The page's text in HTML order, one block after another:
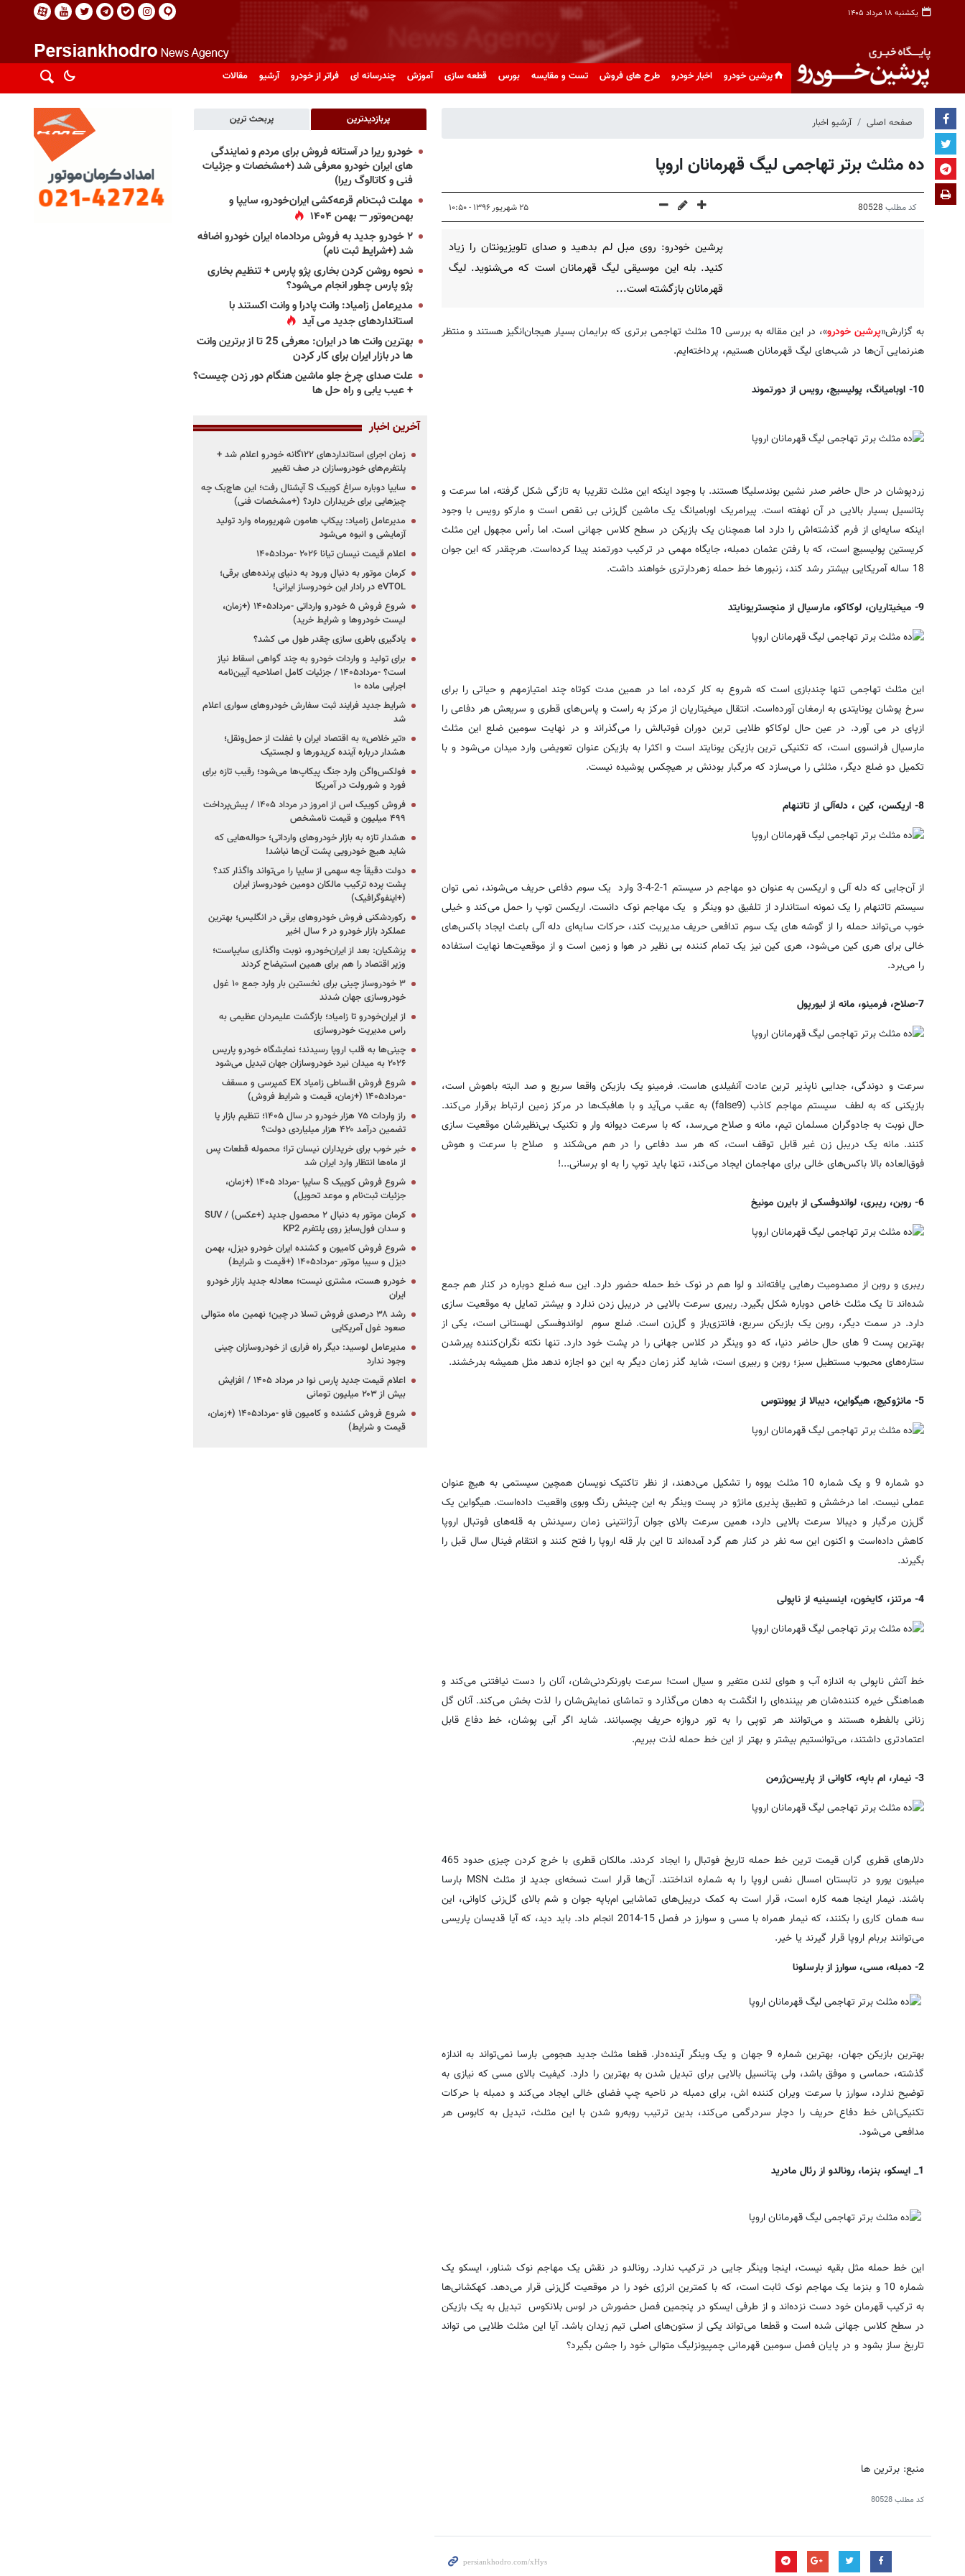
یکشنبه ۱۸ مرداد ۱۴۰۵
پرشین خودرو اخبار خودرو طرح های فروش تست و مقایسه بورس قطعه سازی آموزش چندرسانه ای فراتر از خودرو آرشیو مقالات
صفحه اصلی آرشیو اخبار
ده مثلث برتر تهاجمی لیگ قهرمانان اروپا
کد مطلب 80528 ۲۵ شهریور ۱۳۹۶ - ۱۰:۵۰
پرشین خودرو: روی مبل لم بدهید و صدای تلویزیونتان را زیاد
کنید. بله این موسیقی لیگ قهرمانان است که می‌شنوید. لیگ
قهرمانان بازگشته است...
به گزارش«پرشین خودرو
»، در این مقاله به بررسی 10 مثلث تهاجمی برتری که برایمان بسیار هیجان‌انگیز هستند و منتظر
هنرنمایی آن‌ها در شب‌های لیگ قهرمانان هستیم، پرداخته‌ایم.
10- اوبامیانگ، پولیسیچ، رویس از دورتموند
زردپوشان در حال حاضر صدر نشین بوندسلیگا هستند. با وجود اینکه این مثلث تقریبا به تازگی شکل گرفته، اما سرعت و
پتانسیل بسیار بالایی در آن نهفته است. پیرامریک اوبامیانگ یک ماشین گل‌زنی بی نقص است و مارکو رویس با وجود
اینکه سایه‌ای از فرم گذشته‌اش را دارد اما همچنان یک بازیکن در سطح کلاس جهانی است. اما رأس مجهول این مثلث
کریستین پولیسیچ است، که با رفتن عثمان دمبله، جایگاه مهمی در ترکیب دورتمند پیدا کرده‌است. هرچقدر که این جوان
18 ساله آمریکایی بیشتر رشد کند، زنبورها خط حمله زهردارتری خواهند داشت.
9- میخیتاریان، لوکاکو، مارسیال از منچستریونایتد
این مثلث تهاجمی تنها چندبازی است که شروع به کار کرده، اما در همین مدت کوتاه چند امتیازمهم و حیاتی را برای
سرخ پوشان یونایتدی به ارمغان آورده‌است. انتقال میخیتاریان از مرکز به راست و پاس‌های قطری و سریعش هر دفاعی را
ازپای در می آورد. در عین حال لوکاکو طلایی ترین دوران فوتبالش را می‌گذراند و در نهایت سومین ضلع این مثلث
مارسیال فرانسوی است، که تکنیکی ترین بازیکن یونایتد است و اکثرا به بازیکن عنوان تعویضی وارد میدان می‌شود و با
تکمیل دو ضلع دیگر، مثلثی را می‌سازد که مرگبار بودنش بر هیچکس پوشیده نیست.
8- اریکسن، کین ، دله‌آلی از تاتنهام
از آن‌جایی که دله آلی و اریکسن به عنوان دو مهاجم در سیستم 1-2-4-3 وارد یک سوم دفاعی حریف می‌شوند، نمی توان
سیستم تاتنهام را یک نمونه استاندارد از تلفیق دو وینگر و یک مهاجم نوک دانست. اریکسن توپ را حمل می‌کند و خیلی
خوب می‌تواند حمله را از گوشه های یک سوم تدافعی حریف مدیریت کند، حرکات سایه‌ای دله آلی باعث ایجاد باکس‌های
خالی برای هری کین می‌شود، هری کین نیز یک تمام کننده بی نظیر در هوا و زمین است و از موقعیت‌ها نهایت استفاده
را می‌برد.
7-صلاح، فرمینو، مانه از لیورپول
سرعت و دوندگی، جدایی ناپذیر ترین عادت آنفیلدی هاست. فرمینو یک بازیکن واقعا سریع و صد البته باهوش است،
بازیکنی که به لطف سیستم مهاجم کاذب (false9) به عقب می‌آید و با هافبک‌ها در مرکز زمین ارتباط برقرار می‌کند.
حال نوبت به جادوگران مسلمان تیم، مانه و صلاح می‌رسد، که با سرعت دیوانه وار و تکنیک بی‌نظیرشان موقعیت سازی
کنند. مانه یک دریبل زن غیر قابل توقف است، که هر سد دفاعی را در هم می‌شکند و صلاح با سرعت و هوش
فوق‌العاده بالا باکس‌های خالی برای مهاجمان ایجاد می‌کند، تنها باید توپ را به او برسانی...!
6- روبن، ریبری، لواندوفسکی از بایرن مونیخ
ریبری و روبن از مصدومیت رهایی یافته‌اند و لوا هم در نوک خط حمله حضور دارد. این سه ضلع دوباره در کنار هم جمع
شده‌اند تا یک مثلث خاص دوباره شکل بگیرد. ریبری سرعت بالایی در دریبل زدن ندارد و بیشتر تمایل به موقعیت سازی
دارد. در سمت دیگر، روبن یک بازیکن سریع، فانتزی‌باز و گل‌زن است. ضلع سوم لواندوفسکی لهستانی است، یکی از
بهترین پست 9 های حال حاضر دنیا، که دو وینگر در کلاس جهانی را در پشت خود دارد. تنها نکته نگران‌کننده پیرشدن
ستاره‌های محبوب مستطیل سبز؛ روبن و ربیری است، شاید گذر زمان دیگر به این دو اجازه ندهد مثل همیشه بدرخشند.
5- مانژوکیچ، هیگواین، دیبالا از یوونتوس
دو شماره 9 و یک شماره 10 مثلث یووه را تشکیل می‌دهند، از نظر تاکتیک نویسان همچین سیستمی به هیچ عنوان
عملی نیست. اما درخشش و تطبیق پذیری مانژو در پست وینگر به این چینش رنگ وبوی واقعیت داده‌است. هیگواین یک
گل‌زن مرگبار و دیبالا سرعت بالایی دارد، همین سرعت بالای جوان آرژانتینی زمان رسیدنش به قله‌های فوتبال اروپا
کاهش داده‌است و اکنون این سه نفر در کنار هم گرد آمده‌اند تا این بار قله اروپا را فتح کنند و انتقام فینال سال قبل را
بگیرند.
4- مرتنز، کایخون، اینسینیه از ناپولی
خط آتش ناپولی به اندازه آب و هوای لندن متغیر و سیال است! سرعت باورنکردنی‌شان، آنان را دست نیافتنی می‌کند و
هماهنگی خیره کننده‌شان هر بیننده‌ای را انگشت به دهان می‌گذارد و تماشای نمایش‌شان را لذت بخش می‌کند. آنان گل
زنانی بالفطره هستند و می‌توانند هر توپی را به تور دروازه حریف بچسبانند. شاید اگر آبی پوشان، خط دفاع قابل
اعتمادتری داشتند، می‌توانستیم بیشتر و بهتر از این خط حمله لذت ببریم.
3- نیمار، ام باپه، کاوانی از پاریسن‌ژرمن
دلارهای قطری گران قیمت ترین خط حمله تاریخ فوتبال را ایجاد کردند. مالکان قطری با خرج کردن چیزی حدود 465
میلیون یورو در تابستان امسال نفس اروپا را به شماره انداختند. آن‌ها قرار است نسخه‌ای جدید از مثلث MSN بارسا
باشند. نیمار اینجا همه کاره است، قرار است به کمک دریبل‌های تماشایی ام‌باپه جوان و شم بالای گل‌زنی کاوانی، این
سه همان کاری را بکنند، که نیمار همراه با مسی و سوارز در فصل 15-2014 انجام داد. باید دید، که آیا قدیسان پاریسی
می‌توانند بربام اروپا قرار گیرند یا خیر.
2- دمبله، مسی، سوارز از بارسلونا
بهترین بازیکن جهان، بهترین شماره 9 جهان و یک وینگر آینده‌دار. قطعا مثلث جدید هجومی بارسا نمی‌تواند به اندازه
گذشته، حماسی و موفق باشد، ولی پتانسیل بالایی برای تبدیل شدن به بهترین را دارد. کیفیت بالای مسی که نیازی به
توضیح ندارد، سوارز با سرعت ویران کننده اش، برای دمبله در ناحیه چپ فضای خالی ایجاد می‌کند و دمبله با حرکات
تکنیکی‌اش خط دفاع حریف را دچار سردرگمی می‌کند، بدین ترتیب روبه‌رو شدن با این مثلث، تبدیل به کابوس هر
مدافعی می‌شود.
1_ ایسکو، بنزما، رونالدو از رئال مادرید
این خط حمله مثل بقیه نیست، اینجا وینگر جایی در ترکیب ندارد. رونالدو در نقش یک مهاجم نوک شناور، ایسکو یک
شماره 10 و بنزما یک مهاجم نوک ثابت است، که با کمترین انرژی خود را در موقعیت گل‌زنی قرار می‌دهد. کهکشانی‌ها
به ترکیب قهرمان خود دست نزده‌اند و از طرفی ایسکو در پنجمین فصل حضورش در لوس بلانکوس تبدیل به یک بازیکن
در سطح کلاس جهانی شده است و قطعا می‌تواند یکی از ستون‌های اصلی تیم زیدان باشد. آیا این مثلث طلایی می تواند
تاریخ ساز بشود و در پایان فصل سومین قهرمانی چمپیونزلیگ متوالی خود را جشن بگیرد؟
منبع: برترین ها
کد مطلب80528
پربازدیدترین پربحث ترین
خودرو ریرا در آستانه فروش برای مردم و نمایندگی
های ایران خودرو معرفی شد (+مشخصات و جزئیات
فنی و کاتالوگ ریرا)
مهلت ثبت‌نام قرعه‌کشی ایران‌خودرو، سایپا و
بهمن‌موتور — بهمن ۱۴۰۴
۲ خودرو جدید به فروش مردادماه ایران خودرو اضافه
شد (+شرایط ثبت نام)
نحوه روشن کردن بخاری پژو پارس + تنظیم بخاری
پژو پارس چطور انجام می‌شود؟
مدیرعامل زامیاد: وانت پادرا و وانت اکستند با
استانداردهای جدید می آید
بهترین وانت ها در ایران: معرفی 25 تا از برترین وانت
ها در بازار ایران برای کار کردن
علت صدای چرخ جلو ماشین هنگام دور زدن چیست؟
+ عیب یابی و راه حل ها
آخرین اخبار
زمان اجرای استانداردهای ۱۲۲گانه خودرو اعلام شد +
پلتفرم‌های خودروسازان در صف تغییر
سایپا دوباره سراغ کوییک S آپشنال رفت؛ این هاچ‌بک چه
چیزهایی برای خریداران دارد؟ (+مشخصات فنی)
مدیرعامل زامیاد: پیکاپ هامون شهریورماه وارد تولید
آزمایشی و انبوه می‌شود
اعلام قیمت نیسان تیانا ۲۰۲۶ -مرداد۱۴۰۵
کرمان موتور به دنبال ورود به دنیای پرنده‌های برقی؛
eVTOL در رادار این خودروساز ایرانی!
شروع فروش ۵ خودرو وارداتی -مرداد۱۴۰۵ (+زمان،
لیست خودروها و شرایط خرید)
یادگیری باطری سازی چقدر طول می کشد؟
برای تولید و واردات خودرو به چند گواهی اسقاط نیاز
است؟ -مرداد۱۴۰۵ / جزئیات کامل اصلاحیه آیین‌نامه
اجرایی ماده ۱۰
شرایط جدید فرایند ثبت سفارش خودروهای سواری اعلام
شد
«تیر خلاص» به اقتصاد ایران با غفلت از حمل‌ونقل؛
هشدار درباره آینده کریدورها و لجستیک
فولکس‌واگن وارد جنگ پیکاپ‌ها می‌شود؛ رقیب تازه برای
فورد و شورولت در آمریکا
فروش کوییک اس از امروز در مرداد ۱۴۰۵ / پیش‌پرداخت
۴۹۹ میلیون و قیمت نامشخص
هشدار تازه به بازار خودروهای وارداتی؛ حواله‌هایی که
شاید هیچ خودرویی پشت آن‌ها نباشد!
دولت دقیقاً چه سهمی از سایپا را می‌تواند واگذار کند؟
پشت پرده ترکیب مالکان دومین خودروساز ایران
(+اینفوگرافیک)
رکوردشکنی فروش خودروهای برقی در انگلیس؛ بهترین
عملکرد بازار خودرو در ۶ سال اخیر
پزشکیان: بعد از ایران‌خودرو، نوبت واگذاری سایپاست؛
وزیر اقتصاد را هم برای همین استیضاح کردند
۳ خودروساز چینی برای نخستین بار وارد جمع ۱۰ غول
خودروسازی جهان شدند
از ایران‌خودرو تا زامیاد؛ بازگشت علیمردان عظیمی به
راس مدیریت خودروسازی
چینی‌ها به قلب اروپا رسیدند؛ نمایشگاه خودرو پاریس
۲۰۲۶ به میدان نبرد خودروسازان جهان تبدیل می‌شود
شروع فروش اقساطی زامیاد EX کمپرسی و مسقف
-مرداد۱۴۰۵ (+زمان، قیمت و شرایط فروش)
راز واردات ۷۵ هزار خودرو در سال ۱۴۰۵؛ تنظیم بازار یا
تضمین درآمد ۴۲۰ هزار میلیاردی دولت؟
خبر خوب برای خریداران نیسان ترا؛ محموله قطعات پس
از ماه‌ها انتظار وارد ایران شد
شروع فروش کوییک S سایپا -مرداد ۱۴۰۵ (+زمان،
جزئیات ثبت‌نام و موعد تحویل)
کرمان موتور به دنبال ۲ محصول جدید (+عکس) / SUV
و سدان فول‌سایز روی پلتفرم KP2
شروع فروش کامیون و کشنده ایران خودرو دیزل، بهمن
دیزل و سیبا موتور -مرداد۱۴۰۵ (+قیمت و شرایط)
خودرو هست، مشتری نیست؛ معادله جدید بازار خودرو
ایران
رشد ۳۸ درصدی فروش تسلا در چین؛ نهمین ماه متوالی
صعود غول آمریکایی
مدیرعامل لوسید: دیگر راه فراری از خودروسازان چینی
وجود ندارد
اعلام قیمت جدید پارس نوا در مرداد ۱۴۰۵ / افزایش
بیش از ۲۰۳ میلیون تومانی
شروع فروش کشنده و کامیون فاو -مرداد۱۴۰۵ (+زمان،
قیمت و شرایط)